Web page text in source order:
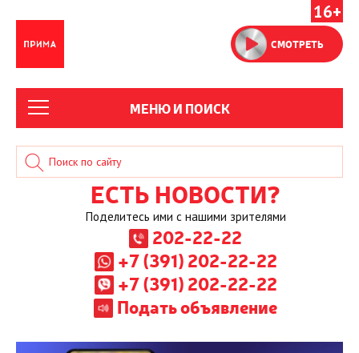
16+
СМОТРЕТЬ
МЕНЮ И ПОИСК
ЕСТЬ НОВОСТИ?
Поделитесь ими с нашими зрителями
202-22-22
+7 (391) 202-22-22
+7 (391) 202-22-22
Подать объявление